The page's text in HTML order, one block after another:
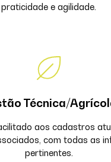
praticidade e agilidade.
Técnica/
aos cadastros
com todas as
pertinentes.